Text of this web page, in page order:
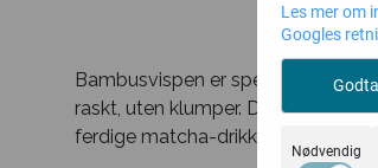
Bambusvispen er spesielt
raskt, uten klumper. Dette får
ferdige matcha-drikken.
Les mer om
Googles
Nødvendig